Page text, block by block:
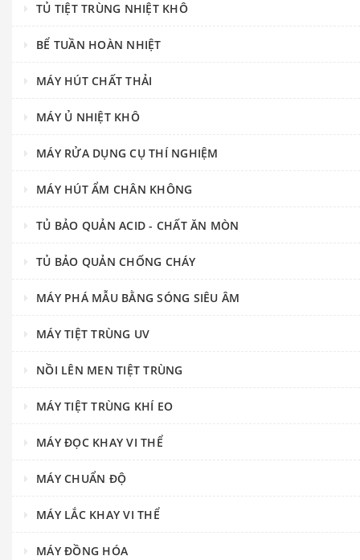
TỦ TIỆT TRÙNG NHIỆT KHÔ
BỂ TUẦN HOÀN NHIỆT
MÁY HÚT CHẤT THẢI
MÁY Ủ NHIỆT KHÔ
MÁY RỬA DỤNG CỤ THÍ NGHIỆM
MÁY HÚT ẨM CHÂN KHÔNG
TỦ BẢO QUẢN ACID - CHẤT ĂN MÒN
TỦ BẢO QUẢN CHỐNG CHÁY
MÁY PHÁ MẪU BẰNG SÓNG SIÊU ÂM
MÁY TIỆT TRÙNG UV
NỒI LÊN MEN TIỆT TRÙNG
MÁY TIỆT TRÙNG KHÍ EO
MÁY ĐỌC KHAY VI THỂ
MÁY CHUẨN ĐỘ
MÁY LẮC KHAY VI THỂ
MÁY ĐỒNG HÓA